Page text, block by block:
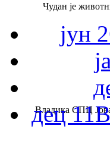
Чудан је
Владика СПЦ
јун
дец 11